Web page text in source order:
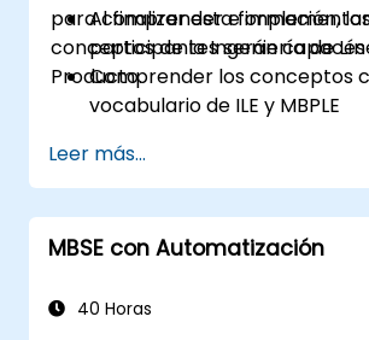
para comprender e
conceptos de la Ingeniería de
Producto.
Al finalizar esta formación,
participantes serán capaces
Comprender los conceptos
vocabulario de ILE y MBPLE
modelado de líneas de
Implementar un proceso de
línea de producto en CATIA
Utilizar las características de
de variación y configuraciones
Leer más...
MBSE con Automatización
40 Horas